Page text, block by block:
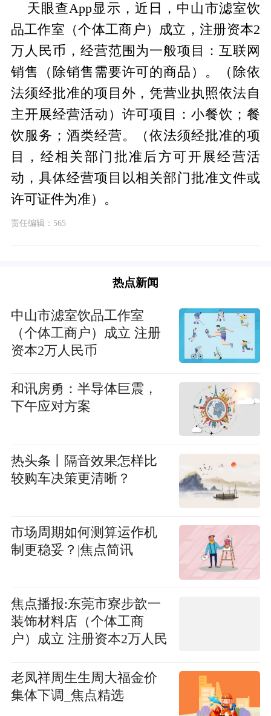
天眼查App显示，近日，中山市滤室饮
品工作室（个体工商户）成立，注册资本2
万人民币，经营范围为一般项目：互联网
销售（除销售需要许可的商品）。（除依
法须经批准的项目外，凭营业执照依法自
主开展经营活动）许可项目：小餐饮；餐
饮服务；酒类经营。（依法须经批准的项
目，经相关部门批准后方可开展经营活
动，具体经营项目以相关部门批准文件或
许可证件为准）。
责任编辑：565
热点新闻
中山市滤室饮品工作室
（个体工商户）成立 注册
资本2万人民币
和讯房勇：半导体巨震，
下午应对方案
热头条丨隔音效果怎样比
较购车决策更清晰？
市场周期如何测算运作机
制更稳妥？|焦点简讯
焦点播报:东莞市寮步歆一
装饰材料店（个体工商
户）成立 注册资本2万人民
老凤祥周生生周大福金价
集体下调_焦点精选